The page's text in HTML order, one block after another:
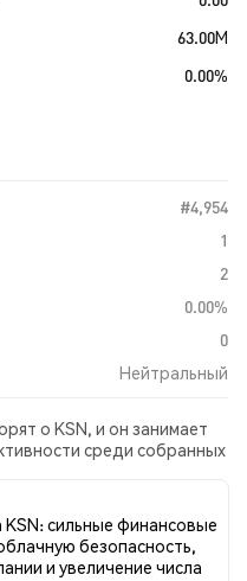
63.00M
0.00%
#4,954
1
2
0.00%
0
Нейтральный
о KSN, и он занимает
среди собранных
Всего было
о KSN. В Twitter 0.00%
с 0.00% твитов с
твитов были
сильные финансовые
безопасность,
и увеличение числа